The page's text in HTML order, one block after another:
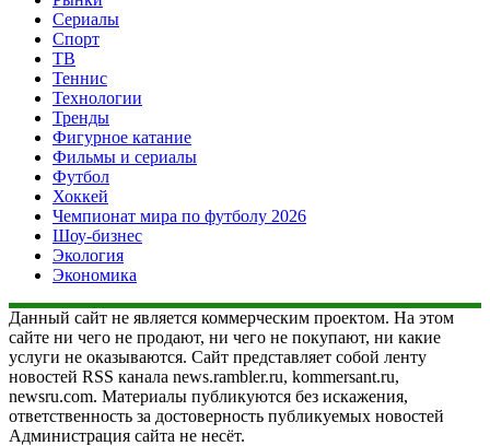
Сериалы
Спорт
ТВ
Теннис
Технологии
Тренды
Фигурное катание
Фильмы и сериалы
Футбол
Хоккей
Чемпионат мира по футболу 2026
Шоу-бизнес
Экология
Экономика
Данный сайт не является коммерческим проектом. На этом
сайте ни чего не продают, ни чего не покупают, ни какие
услуги не оказываются. Сайт представляет собой ленту
новостей RSS канала news.rambler.ru, kommersant.ru,
newsru.com. Материалы публикуются без искажения,
ответственность за достоверность публикуемых новостей
Администрация сайта не несёт.